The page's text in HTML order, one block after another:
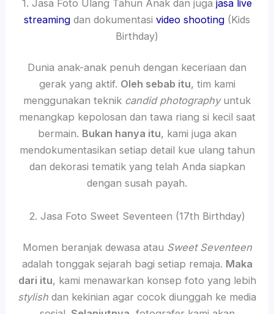
1. Jasa Foto Ulang Tahun Anak dan juga jasa live
streaming dan dokumentasi video shooting (Kids
Birthday)
Dunia anak-anak penuh dengan keceriaan dan
gerak yang aktif. Oleh sebab itu, tim kami
menggunakan teknik candid photographyuntuk
menangkap kepolosan dan tawa riang si kecil saat
bermain. Bukan hanya itu, kami juga akan
mendokumentasikan setiap detail kue ulang tahun
dan dekorasi tematik yang telah Anda siapkan
dengan susah payah.
2. Jasa Foto Sweet Seventeen (17th Birthday)
Momen beranjak dewasa atau Sweet Seventeen
adalah tonggak sejarah bagi setiap remaja. Maka
dari itu, kami menawarkan konsep foto yang lebih
stylish dan kekinian agar cocok diunggah ke media